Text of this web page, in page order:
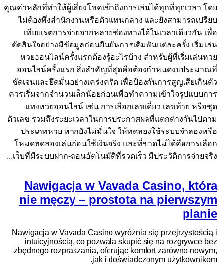
คุณค่าหลักที่ทำให้ผู้เสี่ยงโชคเข้าถึงการเล่นได้ทุกที่ทุกเวลา โดย
ไม่ต้องพึ่งสำนักงานหรือตัวแทนกลาง และยังสามารถเปรียบ
เทียบเรตการจ่ายจากหลายช่องทางได้ในเวลาเดียวกัน เพื่อ
ตัดสินใจอย่างมีข้อมูลก่อนยืนยันการเดิมพันแต่ละครั้ง เริ่มเล่น
หวยออนไลน์ครั้งแรกต้องรู้อะไรบ้าง สำหรับผู้ที่เริ่มเล่นหวย
ออนไลน์ครั้งแรก สิ่งสำคัญที่สุดคือต้องกำหนดงบประมาณที่
ชัดเจนและยึดมั่นอย่างเคร่งครัด เพื่อป้องกันการสูญเสียเกินตัว
ควรเริ่มจากจำนวนเล็กน้อยก่อนเพื่อทำความเข้าใจรูปแบบการ
แทงหวยออนไลน์ เช่น การเลือกเลขเดี่ยว เลขท้าย หรือชุด
ตัวเลข รวมถึงระยะเวลาในการประกาศผลที่แตกต่างกันไปตาม
ประเภทหวย หากยังไม่มั่นใจ ให้ทดลองใช้ระบบจำลองหรือ
โหมดทดลองเล่นก่อนใช้เงินจริง และที่ขาดไม่ได้คือการเลือก
เว็บที่มีระบบฝาก-ถอนอัตโนมัติที่รวดเร็ว มีประวัติการจ่ายจริง...
Nawigacja w Vavada Casino, która
nie męczy – prostota na pierwszym
planie
Nawigacja w Vavada Casino wyróżnia się przejrzystością i
intuicyjnością, co pozwala skupić się na rozgrywce bez
zbędnego rozpraszania, oferując komfort zarówno nowym,
jak i doświadczonym użytkownikom.